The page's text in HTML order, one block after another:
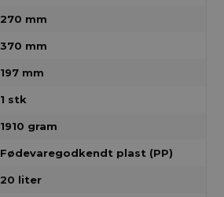
270 mm
370 mm
197 mm
1 stk
1910 gram
Fødevaregodkendt plast (PP)
20 liter